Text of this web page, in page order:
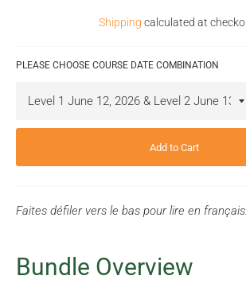
Shipping calculated at
PLEASE CHOOSE COURSE DATE COMBINATION
Add to Cart
Faites défiler vers le bas pour lire en français.
Bundle Overview